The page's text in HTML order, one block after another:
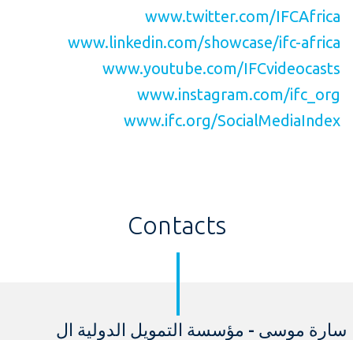
www.twitter.com/IFCAfrica
www.linkedin.com/showcase/ifc-africa
www.youtube.com/IFCvideocasts
www.instagram.com/ifc_org
www.ifc.org/SocialMediaIndex
Contacts
سارة موسى - مؤسسة التمويل الدولية ال